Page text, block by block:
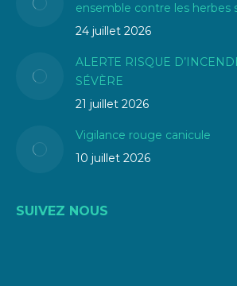
ensemble contre les herbes
24 juillet 2026
ALERTE RISQUE
SÉVÈRE
21 juillet 2026
Vigilance rouge canicule
10 juillet 2026
SUIVEZ NOUS